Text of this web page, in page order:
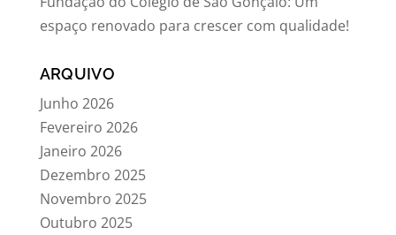
espaço renovado para crescer com qualidade!
ARQUIVO
Junho 2026
Fevereiro 2026
Janeiro 2026
Dezembro 2025
Novembro 2025
Outubro 2025